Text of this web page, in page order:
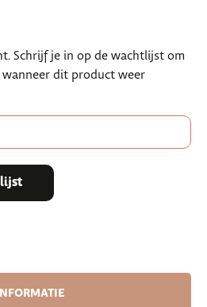
Schrijf je in op de wachtlijst om
dit product weer